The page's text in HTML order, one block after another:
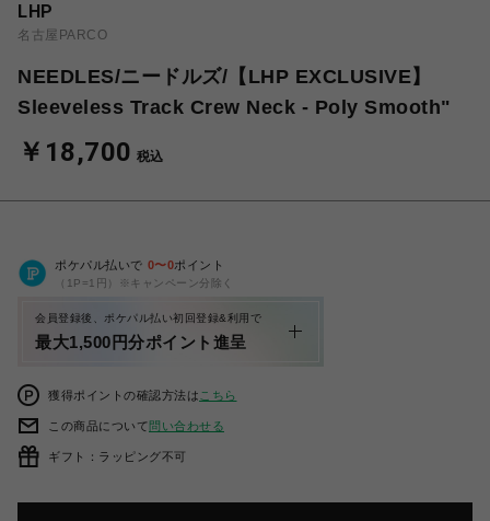
LHP
名古屋PARCO
NEEDLES/ニードルズ/【LHP EXCLUSIVE】
Sleeveless Track Crew Neck - Poly Smooth"
￥18,700 税込
ポケパル払いで 0〜0ポイント
（1P=1円）※キャンペーン分除く
会員登録後、ポケパル払い初回登録&利用で
最大1,500円分ポイント進呈
獲得ポイントの確認方法は こちら
この商品について問い合わせる
ギフト：ラッピング不可